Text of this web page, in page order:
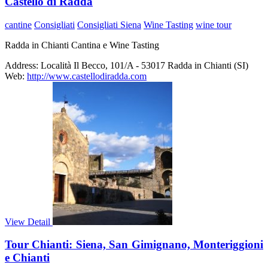
cantine Consigliati Consigliati Siena Wine Tasting wine tour
Radda in Chianti Cantina e Wine Tasting
Address: Località Il Becco, 101/A - 53017 Radda in Chianti (SI)
Web: http://www.castellodiradda.com
View Detail
Tour Chianti: Siena, San Gimignano, Monteriggioni
e Chianti